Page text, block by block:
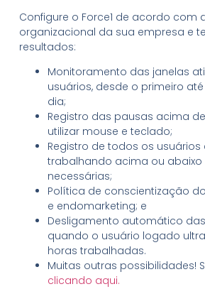
Configure o Force1 de acordo com
organizacional da sua empresa e
resultados:
Monitoramento das janelas
usuários, desde o primeiro
dia;
Registro das pausas acima
utilizar mouse e teclado;
Registro de todos os usuários
trabalhando acima ou abaixo
necessárias;
Política de conscientização
e endomarketing; e
Desligamento automático
quando o usuário logado
horas trabalhadas.
Muitas outras possibilidades!
clicando aqui.